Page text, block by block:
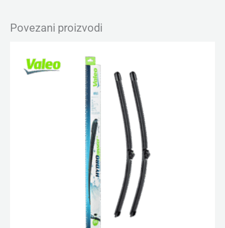
Povezani proizvodi